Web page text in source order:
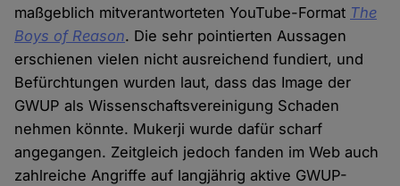
maßgeblich mitverantworteten YouTube-Format The
Boys of Reason. Die sehr pointierten Aussagen
erschienen vielen nicht ausreichend fundiert, und
Befürchtungen wurden laut, dass das Image der
GWUP als Wissenschaftsvereinigung Schaden
nehmen könnte. Mukerji wurde dafür scharf
angegangen. Zeitgleich jedoch fanden im Web auch
zahlreiche Angriffe auf langjährig aktive GWUP-